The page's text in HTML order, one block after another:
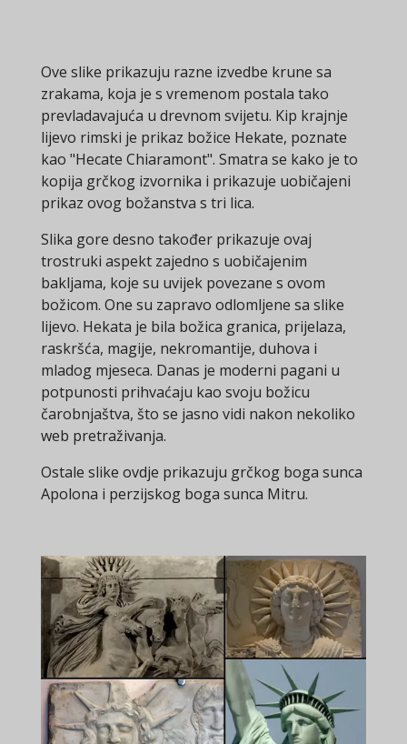
Ove slike prikazuju razne izvedbe krune sa
zrakama, koja je s vremenom postala tako
prevladavajuća u drevnom svijetu. Kip krajnje
lijevo rimski je prikaz božice Hekate, poznate
kao "Hecate Chiaramont". Smatra se kako je to
kopija grčkog izvornika i prikazuje uobičajeni
prikaz ovog božanstva s tri lica.
Slika gore desno također prikazuje ovaj
trostruki aspekt zajedno s uobičajenim
bakljama, koje su uvijek povezane s ovom
božicom. One su zapravo odlomljene sa slike
lijevo. Hekata je bila božica granica, prijelaza,
raskršća, magije, nekromantije, duhova i
mladog mjeseca. Danas je moderni pagani u
potpunosti prihvaćaju kao svoju božicu
čarobnjaštva, što se jasno vidi nakon nekoliko
web pretraživanja.
Ostale slike ovdje prikazuju grčkog boga sunca
Apolona i perzijskog boga sunca Mitru.